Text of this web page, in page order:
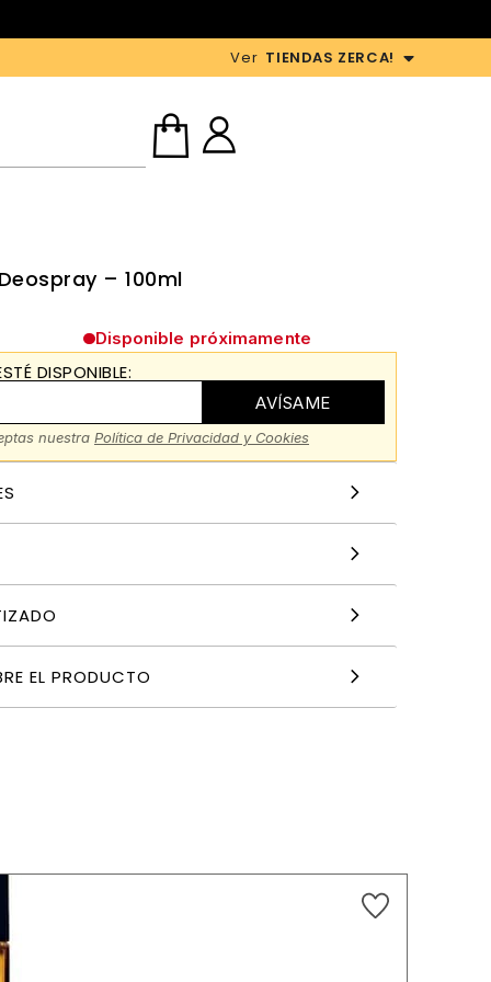
Ver TIENDAS ZERCA!
– 100ml
Disponible próximamente
DISPONIBLE:
AVÍSAME
nuestra Política de Privacidad y Cookies
EL PRODUCTO